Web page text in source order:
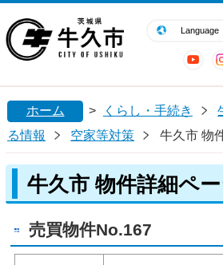
Language
閉じる
ホーム > くらし・手続き
る情報
空家等対策 牛久市 物
牛久市 物件詳細ペ
売買物件No.167